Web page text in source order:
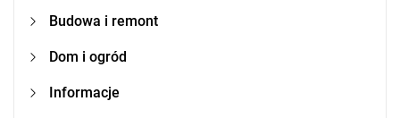
Budowa i remont
Dom i ogród
Informacje